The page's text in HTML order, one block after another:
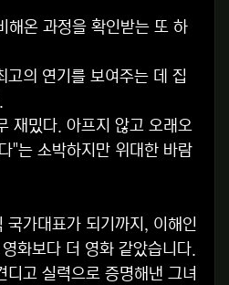
해온 과정을 확인받는 또 하
고의 연기를 보여주는 데 집
재밌다. 아프지 않고 오래오
"는 소박하지만 위대한 바람
국가대표가 되기까지, 이해인
화보다 더 영화 같았습니다.
디고 실력으로 증명해낸 그녀